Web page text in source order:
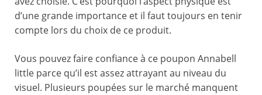
d’une grande importance et il faut toujours en tenir
compte lors du choix de ce produit.
Vous pouvez faire confiance à ce poupon Annabell
little parce qu’il est assez attrayant au niveau du
visuel. Plusieurs poupées sur le marché manquent